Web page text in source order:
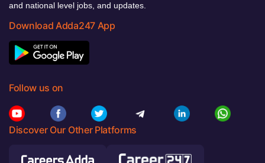
and national level jobs, and updates.
Download Adda247 App
Follow us on
Discover Our Other Platforms